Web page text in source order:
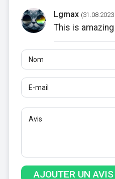
Lgmax
This is amazing
Nom
E-mail
Avis
Au moins 10 caractères.